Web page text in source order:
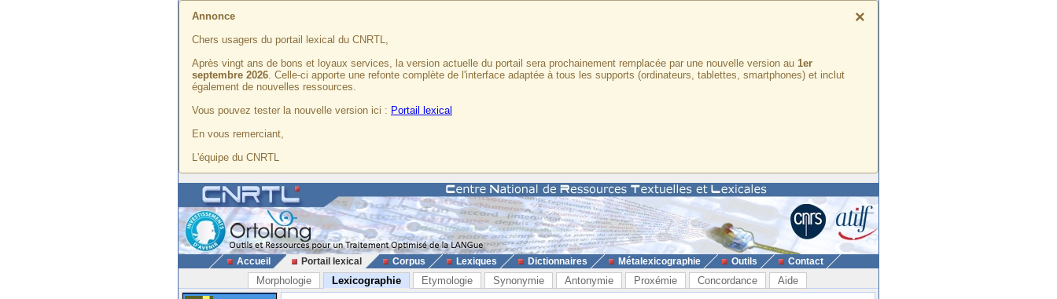
×
Annonce
Chers usagers du portail lexical du CNRTL,
Après vingt ans de bons et loyaux services, la version actuelle du portail sera prochainement remplacée par une nouvelle version au 1er
septembre 2026. Celle-ci apporte une refonte complète de l'interface adaptée à tous les supports (ordinateurs, tablettes, smartphones) et inclut
également de nouvelles ressources.
Vous pouvez tester la nouvelle version ici : Portail lexical
En vous remerciant,
L'équipe du CNRTL
Accueil Portail lexical Corpus Lexiques Dictionnaires Métalexicographie Outils Contact
Morphologie Lexicographie Etymologie Synonymie Antonymie Proxémie Concordance Aide